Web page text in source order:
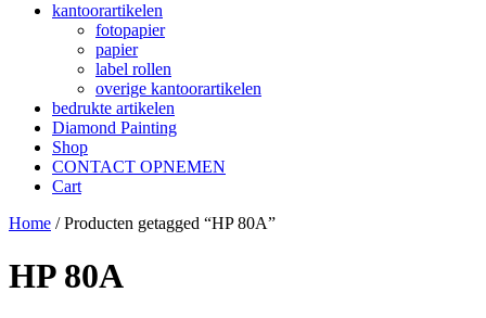
kantoorartikelen
fotopapier
papier
label rollen
overige kantoorartikelen
bedrukte artikelen
Diamond Painting
Shop
CONTACT OPNEMEN
Cart
Home / Producten getagged “HP 80A”
HP 80A